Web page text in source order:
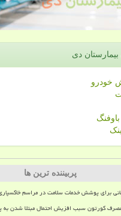
دی
خودرو
پربیننده ترین ها
برای پوشش خدمات سلامت در مراسم
مصرف کورتون سبب افزیش احتمال مبتلا شدن